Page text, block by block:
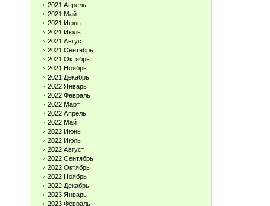
2021 Апрель
2021 Май
2021 Июнь
2021 Июль
2021 Август
2021 Сентябрь
2021 Октябрь
2021 Ноябрь
2021 Декабрь
2022 Январь
2022 Февраль
2022 Март
2022 Апрель
2022 Май
2022 Июнь
2022 Июль
2022 Август
2022 Сентябрь
2022 Октябрь
2022 Ноябрь
2022 Декабрь
2023 Январь
2023 Февраль